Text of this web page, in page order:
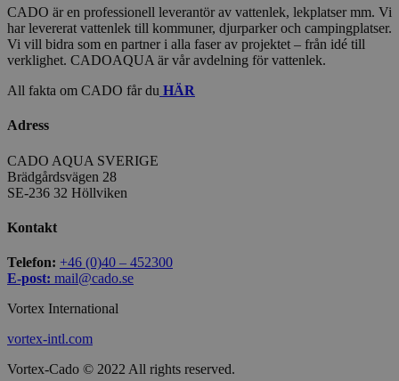
CADO är en professionell leverantör av vattenlek, lekplatser mm. Vi
har levererat vattenlek till kommuner, djurparker och campingplatser.
Vi vill bidra som en partner i alla faser av projektet – från idé till
verklighet. CADOAQUA är vår avdelning för vattenlek.
All fakta om CADO får du HÄR
Adress
CADO AQUA SVERIGE
Brädgårdsvägen 28
SE-236 32 Höllviken
Kontakt
Telefon: +46 (0)40 – 452300
E-post: mail@cado.se
Vortex International
vortex-intl.com
Vortex-Cado © 2022 All rights reserved.